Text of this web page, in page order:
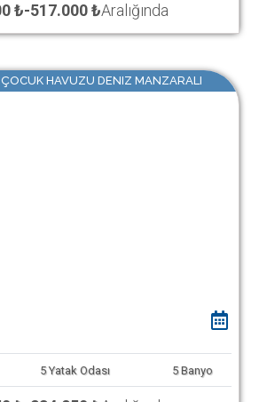
₺-517.000 ₺Aralığında
HAVUZU DENIZ MANZARALI
5 Yatak Odası 5 Banyo